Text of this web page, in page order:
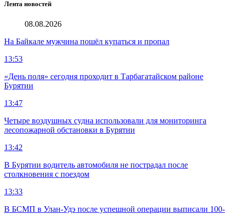
Лента новостей
08.08.2026
На Байкале мужчина пошёл купаться и пропал
13:53
«День поля» сегодня проходит в Тарбагатайском районе
Бурятии
13:47
Четыре воздушных судна использовали для мониторинга
лесопожарной обстановки в Бурятии
13:42
В Бурятии водитель автомобиля не пострадал после
столкновения с поездом
13:33
В БСМП в Улан-Удэ после успешной операции выписали 100-